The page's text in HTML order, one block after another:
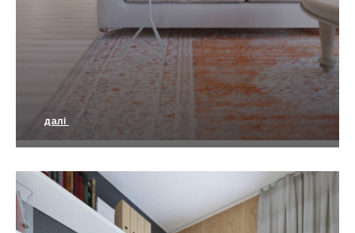
Дизайн 3-х кімнатної квартири
далі